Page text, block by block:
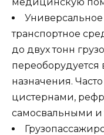
транспортное
до двух тонн
переоборудуется
назначения.
цистернами,
самосвальными